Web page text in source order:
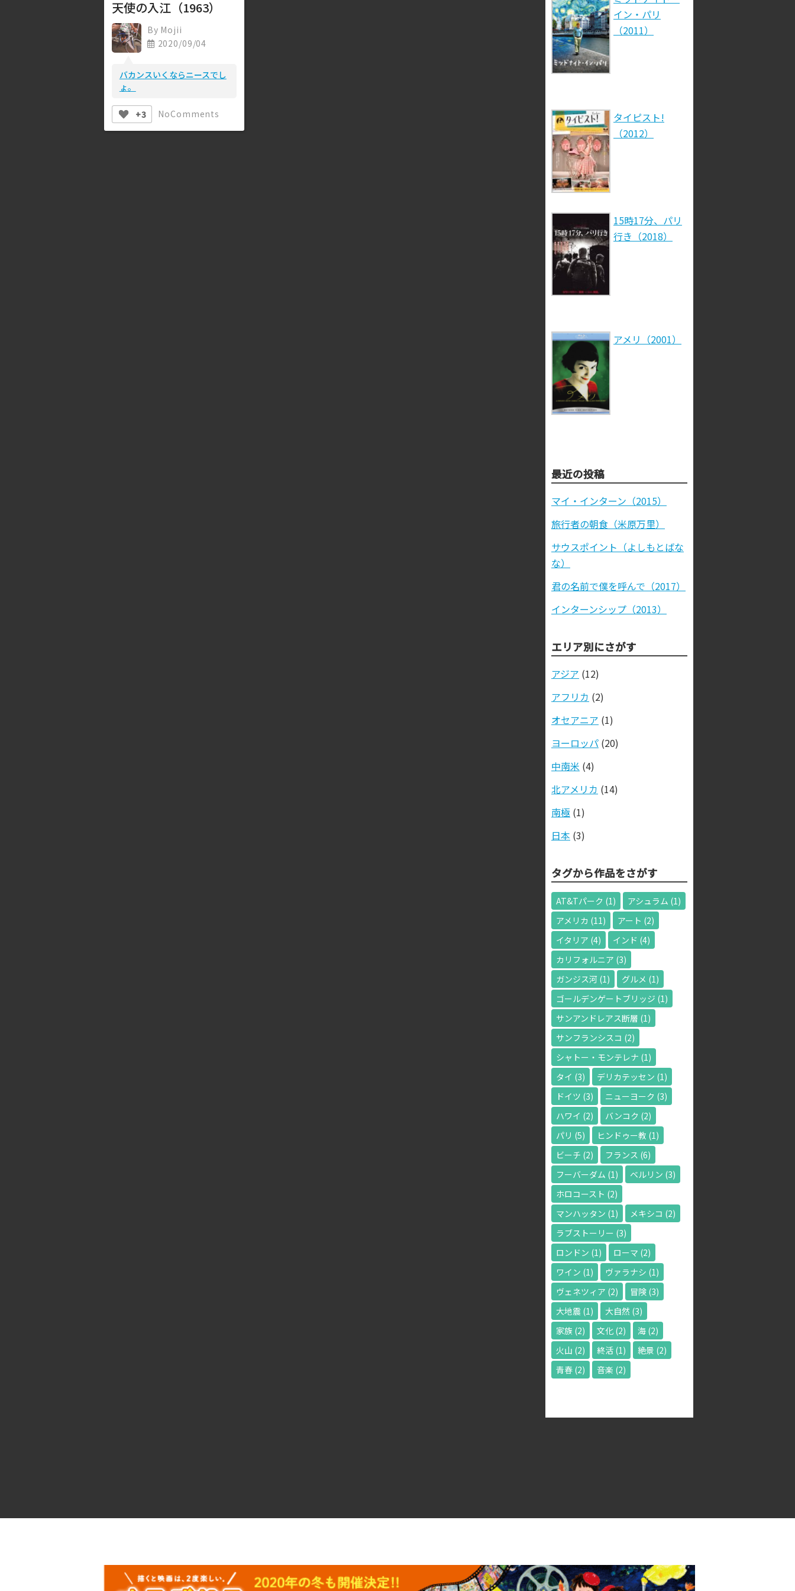
天使の入江（1963）
By Mojii
2020/09/04
バカンスいくならニースでし
ょ。
+3 NoComments
イン・パリ
（2011）
タイピスト!
（2012）
15時17分、パリ
行き（2018）
アメリ（2001）
最近の投稿
マイ・インターン（2015）
旅行者の朝食（米原万里）
サウスポイント（よしもとばな
な）
君の名前で僕を呼んで（2017）
インターンシップ（2013）
エリア別にさがす
アジア (12)
アフリカ (2)
オセアニア (1)
ヨーロッパ (20)
中南米 (4)
北アメリカ (14)
南極 (1)
日本 (3)
タグから作品をさがす
AT&Tパーク (1) アシュラム (1)
アメリカ (11) アート (2)
イタリア (4) インド (4)
カリフォルニア (3)
ガンジス河 (1) グルメ (1)
ゴールデンゲートブリッジ (1)
サンアンドレアス断層 (1)
サンフランシスコ (2)
シャトー・モンテレナ (1)
タイ (3) デリカテッセン (1)
ドイツ (3) ニューヨーク (3)
ハワイ (2) バンコク (2)
パリ (5) ヒンドゥー教 (1)
ビーチ (2) フランス (6)
フーバーダム (1) ベルリン (3)
ホロコースト (2)
マンハッタン (1) メキシコ (2)
ラブストーリー (3)
ロンドン (1) ローマ (2)
ワイン (1) ヴァラナシ (1)
ヴェネツィア (2) 冒険 (3)
大地震 (1) 大自然 (3)
家族 (2) 文化 (2) 海 (2)
火山 (2) 終活 (1) 絶景 (2)
青春 (2) 音楽 (2)